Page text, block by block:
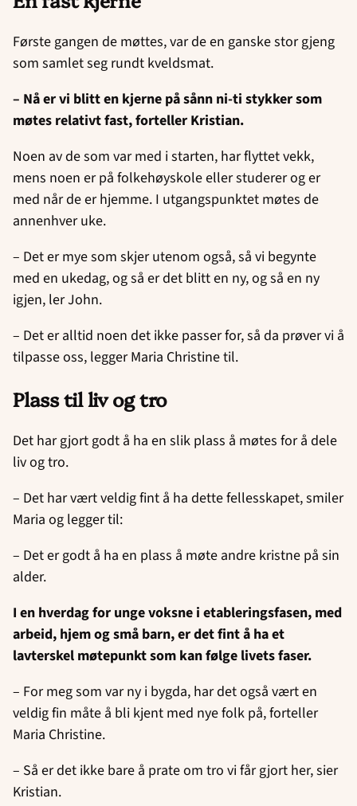
Første gangen de møttes, var de en ganske stor gjeng
som samlet seg rundt kveldsmat.
– Nå er vi blitt en kjerne på sånn ni-ti stykker som
møtes relativt fast, forteller Kristian.
Noen av de som var med i starten, har flyttet vekk,
mens noen er på folkehøyskole eller studerer og er
med når de er hjemme. I utgangspunktet møtes de
annenhver uke.
– Det er mye som skjer utenom også, så vi begynte
med en ukedag, og så er det blitt en ny, og så en ny
igjen, ler John.
– Det er alltid noen det ikke passer for, så da prøver vi å
tilpasse oss, legger Maria Christine til.
Plass til liv og tro
Det har gjort godt å ha en slik plass å møtes for å dele
liv og tro.
– Det har vært veldig fint å ha dette fellesskapet, smiler
Maria og legger til:
– Det er godt å ha en plass å møte andre kristne på sin
alder.
I en hverdag for unge voksne i etableringsfasen, med
arbeid, hjem og små barn, er det fint å ha et
lavterskel møtepunkt som kan følge livets faser.
– For meg som var ny i bygda, har det også vært en
veldig fin måte å bli kjent med nye folk på, forteller
Maria Christine.
– Så er det ikke bare å prate om tro vi får gjort her, sier
Kristian.